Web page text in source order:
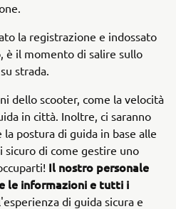
la registrazione e indossato
il momento di salire sullo
strada.
dello scooter, come la velocità
in città. Inoltre, ci saranno
postura di guida in base alle
sicuro di come gestire uno
Il nostro personale
informazioni e tutti i
di guida sicura e